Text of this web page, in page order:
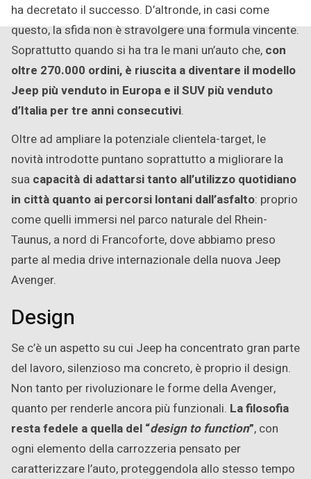
ha decretato il successo. D’altronde, in casi come
questo, la sfida non è stravolgere una formula vincente.
Soprattutto quando si ha tra le mani un’auto che, con
oltre 270.000 ordini, è riuscita a diventare il modello
Jeep più venduto in Europa e il SUV più venduto
d’Italia per tre anni consecutivi.
Oltre ad ampliare la potenziale clientela-target, le
novità introdotte puntano soprattutto a migliorare la
sua capacità di adattarsi tanto all’utilizzo quotidiano
in città quanto ai percorsi lontani dall’asfalto: proprio
come quelli immersi nel parco naturale del Rhein-
Taunus, a nord di Francoforte, dove abbiamo preso
parte al media drive internazionale della nuova Jeep
Avenger.
Design
Se c’è un aspetto su cui Jeep ha concentrato gran parte
del lavoro, silenzioso ma concreto, è proprio il design.
Non tanto per rivoluzionare le forme della Avenger,
quanto per renderle ancora più funzionali. La filosofia
resta fedele a quella del “design to function”, con
ogni elemento della carrozzeria pensato per
caratterizzare l’auto, proteggendola allo stesso tempo